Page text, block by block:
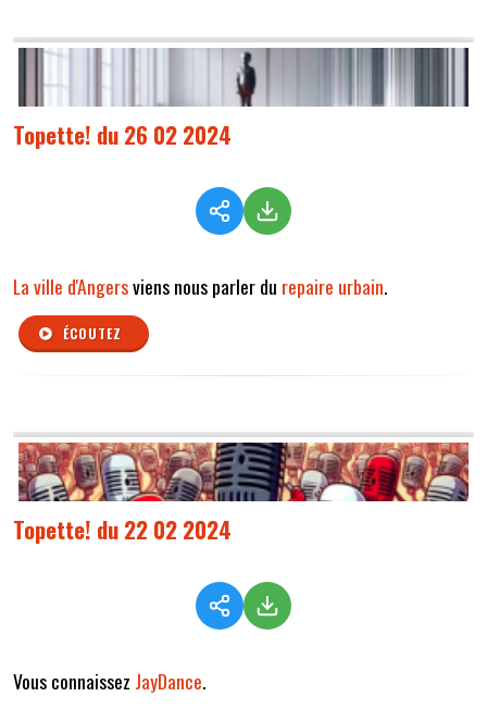
Topette! du 26 02 2024
La ville d'Angersviens nous parler du repaire urbain.
ÉCOUTEZ
Topette! du 22 02 2024
Vous connaissez JayDance.